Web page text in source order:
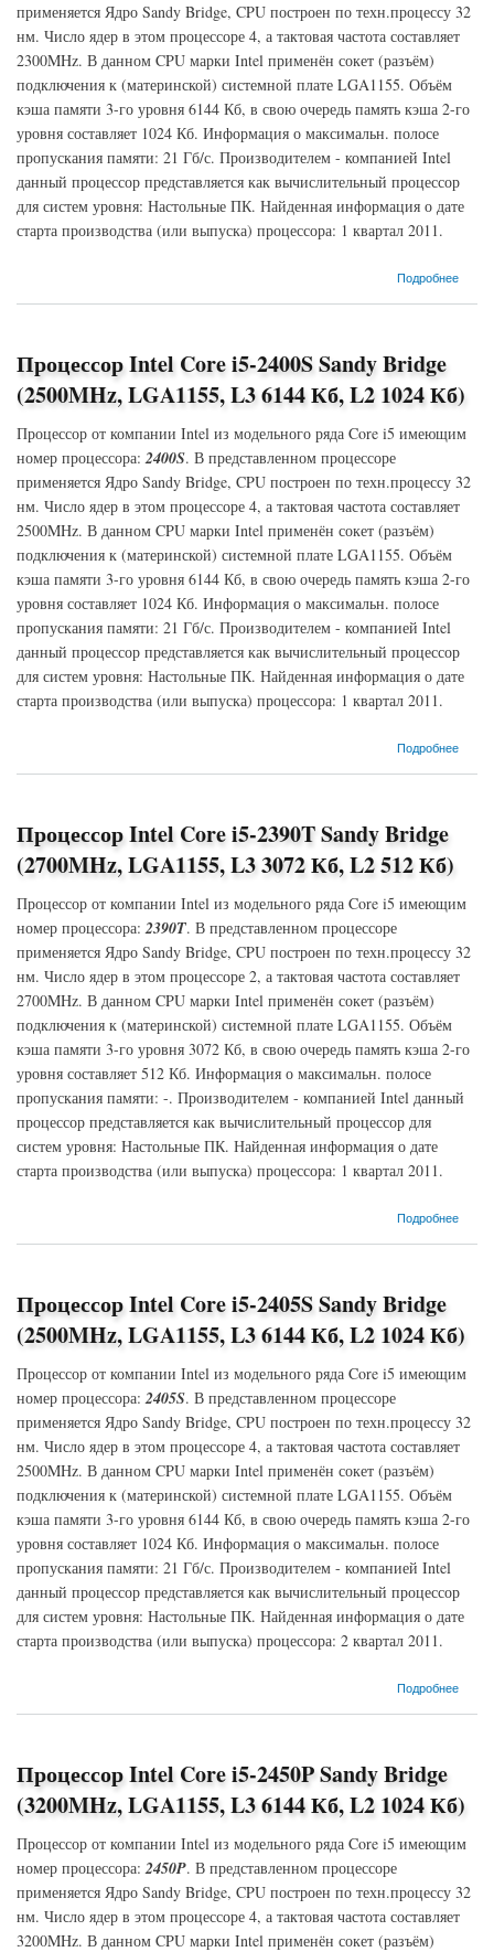
применяется Ядро Sandy Bridge, CPU построен по техн.процессу 32
нм. Число ядер в этом процессоре 4, а тактовая частота составляет
2300MHz. В данном CPU марки Intel применён сокет (разъём)
подключения к (материнской) системной плате LGA1155. Объём
кэша памяти 3-го уровня 6144 Кб, в свою очередь память кэша 2-го
уровня составляет 1024 Кб. Информация о максимальн. полосе
пропускания памяти: 21 Гб/с. Производителем - компанией Intel
данный процессор представляется как вычислительный процессор
для систем уровня: Настольные ПК. Найденная информация о дате
старта производства (или выпуска) процессора: 1 квартал 2011.
Подробнее
о Процессор Intel Core i5-2500T Sandy Bridge (2300MHz, LGA1155, L3 6144 Кб, L2 1024
Процессор Intel Core i5-2400S Sandy Bridge
(2500MHz, LGA1155, L3 6144 Кб, L2 1024 Кб)
Процессор от компании Intel из модельного ряда Core i5 имеющим
номер процессора:2400S. В представленном процессоре
применяется Ядро Sandy Bridge, CPU построен по техн.процессу 32
нм. Число ядер в этом процессоре 4, а тактовая частота составляет
2500MHz. В данном CPU марки Intel применён сокет (разъём)
подключения к (материнской) системной плате LGA1155. Объём
кэша памяти 3-го уровня 6144 Кб, в свою очередь память кэша 2-го
уровня составляет 1024 Кб. Информация о максимальн. полосе
пропускания памяти: 21 Гб/с. Производителем - компанией Intel
данный процессор представляется как вычислительный процессор
для систем уровня: Настольные ПК. Найденная информация о дате
старта производства (или выпуска) процессора: 1 квартал 2011.
Подробнее
о Процессор Intel Core i5-2400S Sandy Bridge (2500MHz, LGA1155, L3 6144 Кб, L2 1024
Процессор Intel Core i5-2390T Sandy Bridge
(2700MHz, LGA1155, L3 3072 Кб, L2 512 Кб)
Процессор от компании Intel из модельного ряда Core i5 имеющим
номер процессора:2390T. В представленном процессоре
применяется Ядро Sandy Bridge, CPU построен по техн.процессу 32
нм. Число ядер в этом процессоре 2, а тактовая частота составляет
2700MHz. В данном CPU марки Intel применён сокет (разъём)
подключения к (материнской) системной плате LGA1155. Объём
кэша памяти 3-го уровня 3072 Кб, в свою очередь память кэша 2-го
уровня составляет 512 Кб. Информация о максимальн. полосе
пропускания памяти: -. Производителем - компанией Intel данный
процессор представляется как вычислительный процессор для
систем уровня: Настольные ПК. Найденная информация о дате
старта производства (или выпуска) процессора: 1 квартал 2011.
Подробнее
о Процессор Intel Core i5-2390T Sandy Bridge (2700MHz, LGA1155, L3 3072 Кб, L2 512
Процессор Intel Core i5-2405S Sandy Bridge
(2500MHz, LGA1155, L3 6144 Кб, L2 1024 Кб)
Процессор от компании Intel из модельного ряда Core i5 имеющим
номер процессора:2405S. В представленном процессоре
применяется Ядро Sandy Bridge, CPU построен по техн.процессу 32
нм. Число ядер в этом процессоре 4, а тактовая частота составляет
2500MHz. В данном CPU марки Intel применён сокет (разъём)
подключения к (материнской) системной плате LGA1155. Объём
кэша памяти 3-го уровня 6144 Кб, в свою очередь память кэша 2-го
уровня составляет 1024 Кб. Информация о максимальн. полосе
пропускания памяти: 21 Гб/с. Производителем - компанией Intel
данный процессор представляется как вычислительный процессор
для систем уровня: Настольные ПК. Найденная информация о дате
старта производства (или выпуска) процессора: 2 квартал 2011.
Подробнее
о Процессор Intel Core i5-2405S Sandy Bridge (2500MHz, LGA1155, L3 6144 Кб, L2 1024
Процессор Intel Core i5-2450P Sandy Bridge
(3200MHz, LGA1155, L3 6144 Кб, L2 1024 Кб)
Процессор от компании Intel из модельного ряда Core i5 имеющим
номер процессора:2450P. В представленном процессоре
применяется Ядро Sandy Bridge, CPU построен по техн.процессу 32
нм. Число ядер в этом процессоре 4, а тактовая частота составляет
3200MHz. В данном CPU марки Intel применён сокет (разъём)